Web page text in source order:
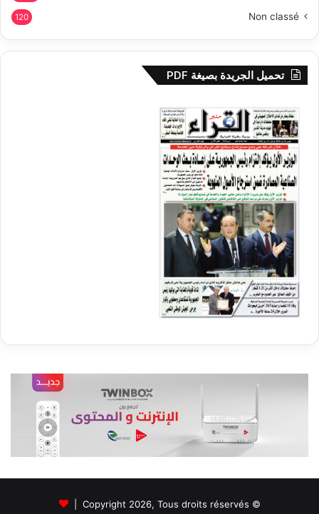
Non classé
120
تحميل الجريدة بصيغة PDF
© Copyright 2026, Tous droits réservés |